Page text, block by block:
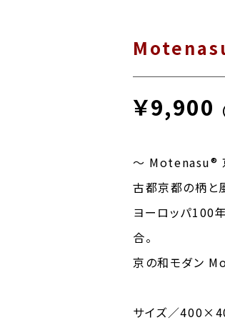
￥9,900
～ Motenasu®
古都京都の柄と
ヨーロッパ100
合。
京の和モダン
サイズ／